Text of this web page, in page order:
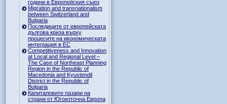
години в Европейския съюз
Migration and transnationalism
between Switzerland and
Bulgaria
Последиците от европейската
дългова криза върху
процесите на икономическата
интеграция в ЕС
Competitiveness and Innovation
at Local and Regional Level –
The Case of Northeast Planning
Region in the Republic of
Macedonia and Kyustendil
District in the Republic of
Bulgaria
Капиталовите пазари на
страни от Югоизточна Европа